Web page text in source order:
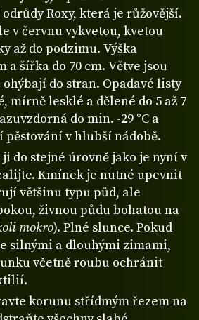
Roxy, která je růžovější.
v červnu vykvetou, kvetou
až do podzimu. Výška
a šířka do 70 cm. Větve jsou
ohýbají do stran. Opadavé listy
mírně lesklé a dělené do 5 až 7
do min. -29 °C a
v hlubší nádobě.
ji do stejné úrovně jako je nyní v
Kmínek je nutné upevnit
většinu typu půd, ale
živnou půdu bohatou na
mokro). Plné slunce. Pokud
silnými a dlouhými zimami,
včetně roubu ochránit
korunu střídmým řezem na